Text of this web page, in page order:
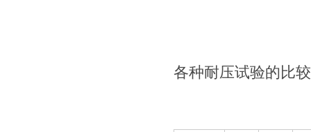
各种耐压试验的比较